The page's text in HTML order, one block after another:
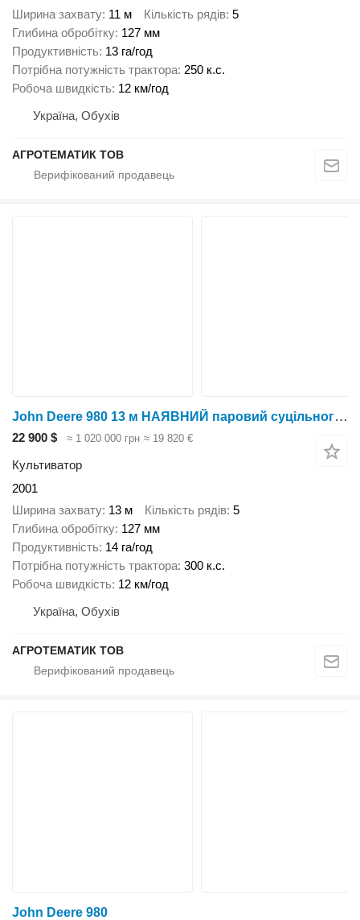
Ширина захвату 11 м Кількість рядів 5
Глибина обробітку 127 мм
Продуктивність 13 га/год
Потрібна потужність трактора 250 к.с.
Робоча швидкість 12 км/год
Україна, Обухів
АГРОТЕМАТИК ТОВ
John Deere 980 13 м НАЯВНИЙ паровий суцільного обробітку передпосівний куль
22 900 $ ≈ 1 020 000 грн ≈ 19 820 €
Культиватор
2001
Ширина захвату 13 м Кількість рядів 5
Глибина обробітку 127 мм
Продуктивність 14 га/год
Потрібна потужність трактора 300 к.с.
Робоча швидкість 12 км/год
Україна, Обухів
АГРОТЕМАТИК ТОВ
John Deere 980